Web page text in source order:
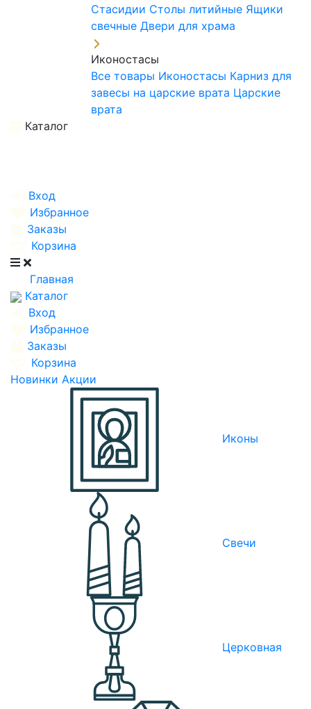
Стасидии Столы литийные Ящики
свечные Двери для храма
Иконостасы
Все товары Иконостасы Карниз для
завесы на царские врата Царские
врата
Каталог
Вход
Избранное
Заказы
Корзина
Главная
Каталог
Вход
Избранное
Заказы
Корзина
Новинки Акции
Иконы
Свечи
Церковная